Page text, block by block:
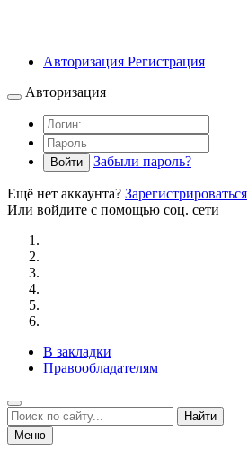
Авторизация Регистрация
Авторизация
Войти Забыли пароль?
Ещё нет аккаунта? Зарегистрироваться
Или войдите с помощью соц. сети
В закладки
Правообладателям
Найти
Меню